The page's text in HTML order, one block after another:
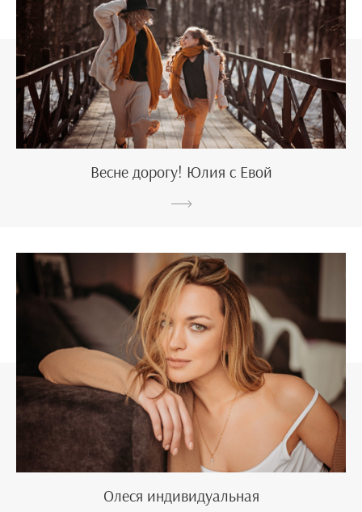
Весне дорогу! Юлия с Евой
Олеся индивидуальная